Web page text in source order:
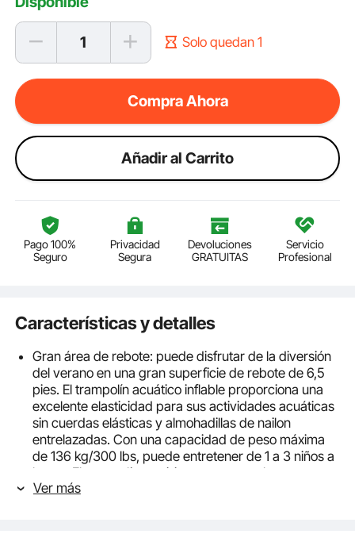
Solo quedan 1
Compra Ahora
Añadir al Carrito
Pago 100%
Seguro
Privacidad
Segura
Devoluciones
GRATUITAS
Servicio
Profesional
Características y detalles
Gran área de rebote: puede disfrutar de la diversión
del verano en una gran superficie de rebote de 6,5
pies. El trampolín acuático inflable proporciona una
excelente elasticidad para sus actividades acuáticas
sin cuerdas elásticas y almohadillas de nailon
entrelazadas. Con una capacidad de peso máxima
de 136 kg/300 lbs, puede entretener de 1 a 3 niños a
la vez. El trampolín acuático es una excelente
plataforma para practicar deportes acuáticos.
Ver más